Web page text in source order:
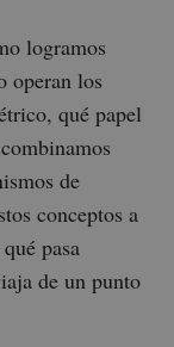
logramos
operan los
qué papel
de
conceptos a
pasa
de un punto